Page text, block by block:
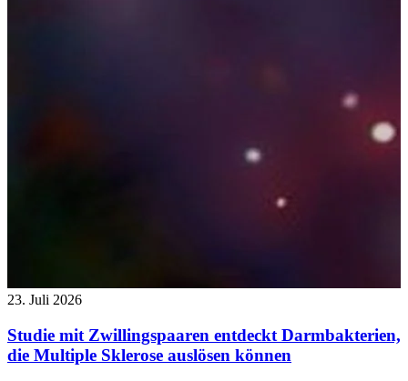
23. Juli 2026
Studie mit Zwillingspaaren entdeckt Darmbakterien,
die Multiple Sklerose auslösen können